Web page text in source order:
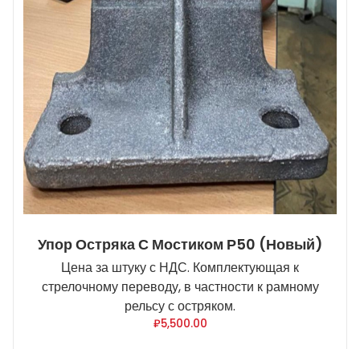
Упор Остряка С Мостиком Р50 (новый)
Цена за штуку с НДС. Комплектующая к
стрелочному переводу, в частности к рамному
рельсу с остряком.
₽5,500.00